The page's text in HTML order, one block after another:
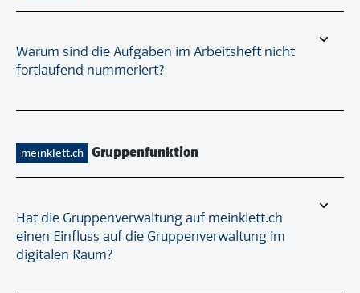
Warum sind die Aufgaben im Arbeitsheft nicht
fortlaufend nummeriert?
meinklett.ch Gruppenfunktion
Hat die Gruppenverwaltung auf meinklett.ch
einen Einfluss auf die Gruppenverwaltung im
digitalen Raum?